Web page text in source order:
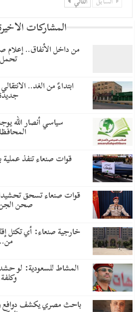
المشاركات
من داخل الأنفاق.. إعلام
​ابتداءً من الغد..
سياسي أنصار الله
قوات صنعاء تنفذ
قوات صنعاء تسحق
صحن
خارجية صنعاء: أي تكتل
المشاط للسعودية: لو
باحث مصري يكشف دوافع